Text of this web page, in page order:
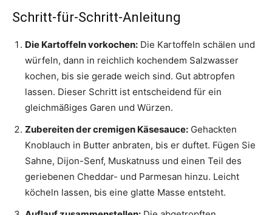
Schritt-für-Schritt-Anleitung
Die Kartoffeln vorkochen: Die Kartoffeln schälen und
würfeln, dann in reichlich kochendem Salzwasser
kochen, bis sie gerade weich sind. Gut abtropfen
lassen. Dieser Schritt ist entscheidend für ein
gleichmäßiges Garen und Würzen.
Zubereiten der cremigen Käsesauce: Gehackten
Knoblauch in Butter anbraten, bis er duftet. Fügen Sie
Sahne, Dijon-Senf, Muskatnuss und einen Teil des
geriebenen Cheddar- und Parmesan hinzu. Leicht
köcheln lassen, bis eine glatte Masse entsteht.